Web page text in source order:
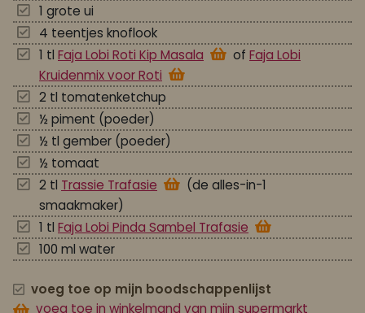
1 grote ui
4 teentjes knoflook
1 tl Faja Lobi Roti Kip Masala of Faja Lobi
Kruidenmix voor Roti
2 tl tomatenketchup
½ piment (poeder)
½ tl gember (poeder)
½ tomaat
2 tl Trassie Trafasie
(de alles-in-1
smaakmaker)
1 tl Faja Lobi Pinda Sambel Trafasie
100 ml water
voeg toe op mijn boodschappenlijst
voeg toe in winkelmand van mijn supermarkt